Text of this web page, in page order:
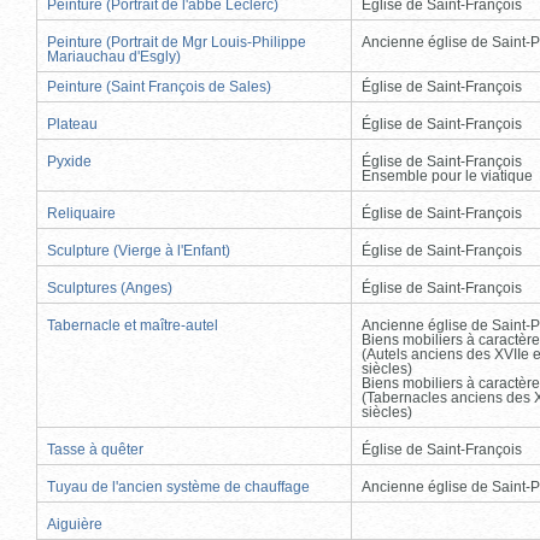
Peinture (Portrait de l'abbé Leclerc) Église de Saint-François
Peinture (Portrait de Mgr Louis-Philippe
Mariauchau d'Esgly)
Ancienne église de Saint-
Peinture (Saint François de Sales) Église de Saint-François
Plateau Église de Saint-François
Pyxide
Église de Saint-François
Ensemble pour le viatique
Reliquaire Église de Saint-François
Sculpture (Vierge à l'Enfant) Église de Saint-François
Sculptures (Anges) Église de Saint-François
Tabernacle et maître-autel
Ancienne église de Saint-
Biens mobiliers à
(Autels anciens des XVIIe
siècles)
Biens mobiliers à
(Tabernacles anciens des
siècles)
Tasse à quêter Église de Saint-François
Tuyau de l'ancien système de chauffage Ancienne église de Saint-
Aiguière